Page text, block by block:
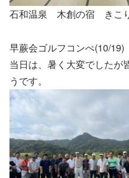
石和温泉 木創の宿 きこ
早蕨会ゴルフコンぺ(10/19)
当日は、暑く大変でしたが
うです。